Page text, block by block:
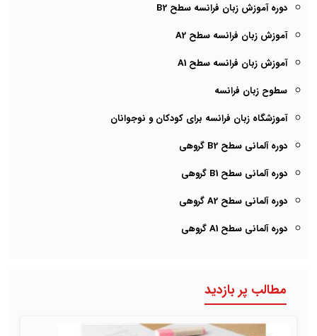
دوره آموزش زبان فرانسه سطح B2
آموزش زبان فرانسه سطح A2
آموزش زبان فرانسه سطح A1
سطوح زبان فرانسه
آموزشگاه زبان فرانسه برای کودکان و نوجوانان
دوره آلمانی سطح B2 گروهی
دوره آلمانی سطح B1 گروهی
دوره آلمانی سطح A2 گروهی
دوره آلمانی سطح A1 گروهی
مطالب پر بازدید